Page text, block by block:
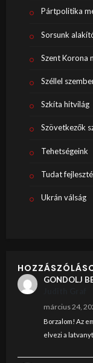
Pártpolitika
Sorsunk
Szent Korona
Széllel
Szkíta hitvilág
Szövetkezők
Tehetségeink
Tudat
Ukrán válság
GONDOLJ
március 24,
Borzalom! Az
elvezi a